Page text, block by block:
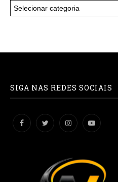
SIGA NAS REDES SOCIAIS